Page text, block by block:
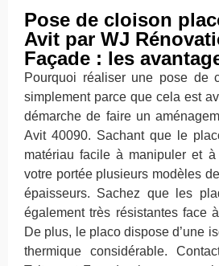
Pose de cloison
Avit par WJ
Façade : les
Pourquoi réaliser une pose de
simplement parce que cela est
démarche de faire un
Avit 40090. Sachant que le
matériau facile à manipuler et
votre portée plusieurs modèles
épaisseurs. Sachez que les
également très résistantes face
De plus, le placo dispose d’une
thermique considérable.